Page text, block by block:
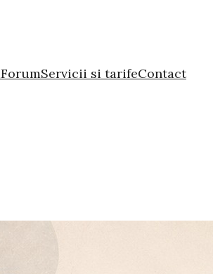
ForumServicii si tarifeContact